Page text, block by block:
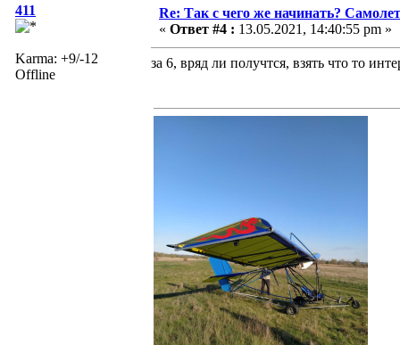
411
Karma: +9/-12
Offline
Re: Так с чего же начинать?
« Ответ #4 : 13.05.2021, 14:40:55 pm »
за 6, вряд ли получтся, взять что то